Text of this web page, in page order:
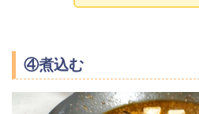
④煮込む